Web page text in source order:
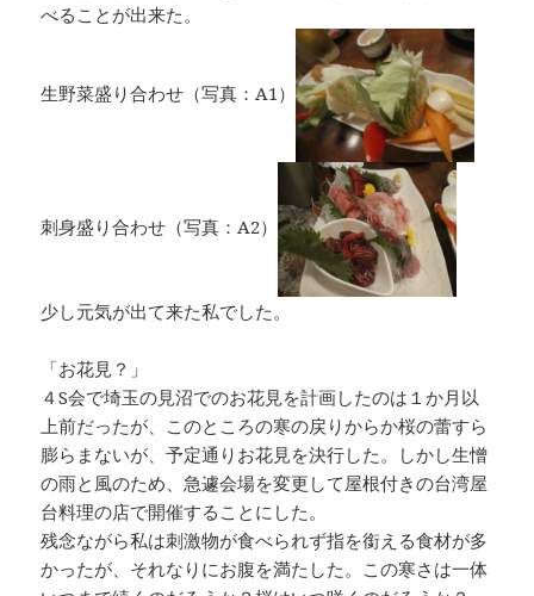
べることが出来た。
生野菜盛り合わせ（写真：A1）
刺身盛り合わせ（写真：A2）
少し元気が出て来た私でした。
「お花見？」
４S会で埼玉の見沼でのお花見を計画したのは１か月以
上前だったが、このところの寒の戻りからか桜の蕾すら
膨らまないが、予定通りお花見を決行した。しかし生憎
の雨と風のため、急遽会場を変更して屋根付きの台湾屋
台料理の店で開催することにした。
残念ながら私は刺激物が食べられず指を銜える食材が多
かったが、それなりにお腹を満たした。この寒さは一体